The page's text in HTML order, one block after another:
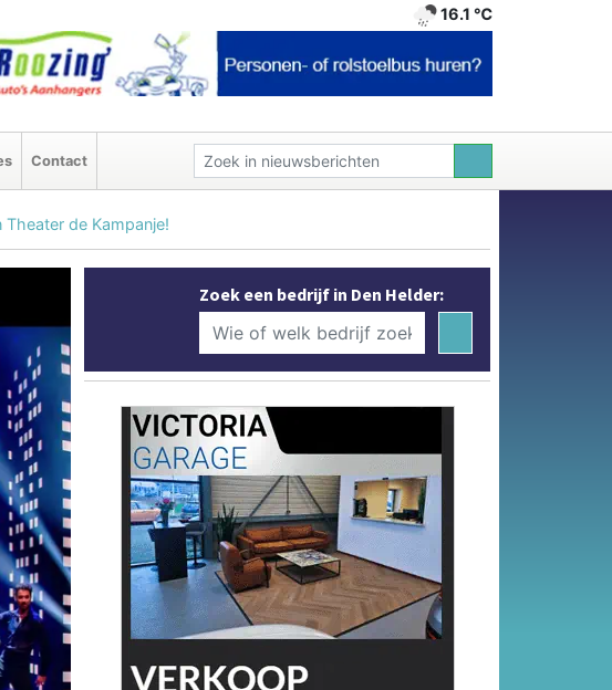
16.1 ℃
Contact
de Kampanje!
Zoek een bedrijf in Den Helder: